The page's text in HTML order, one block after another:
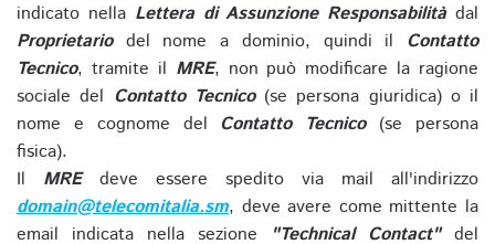
indicato nella Lettera di Assunzione Responsabilitàdal
Proprietariodel nome a dominio, quindi il Contatto
Tecnico, tramite il MRE, non può modificare la ragione
sociale del Contatto Tecnico(se persona giuridica) o il
nome e cognome del Contatto Tecnico(se persona
fisica).
Il MREdeve essere spedito via mail all'indirizzo
domain@telecomitalia.sm, deve avere come mittente la
email indicata nella sezione
"Technical Contact"del